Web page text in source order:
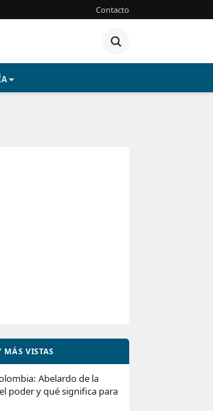
Contacto
MÁS VISTAS
Abelardo de la
poder y qué significa para